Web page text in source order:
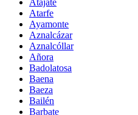
Atarfe
Ayamonte
Aznalcázar
Aznalcóllar
Añora
Badolatosa
Baena
Baeza
Bailén
Barbate